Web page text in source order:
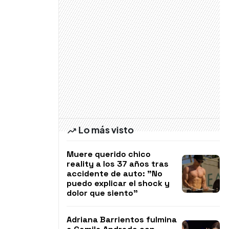
Lo más visto
Muere querido chico
reality a los 37 años tras
accidente de auto: "No
puedo explicar el shock y
dolor que siento"
Adriana Barrientos fulmina